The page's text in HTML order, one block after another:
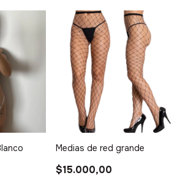
Medias de red grande
$15.000,00